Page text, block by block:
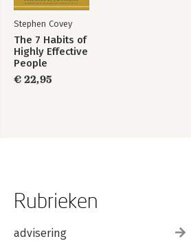
Stephen Covey
The 7 Habits of
Highly Effective
People
€ 22,95
Rubrieken
advisering